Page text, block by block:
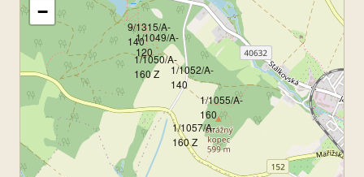
1/1052/A-
140
1/1050/A-
160 Z
1/1055/A-
160
1/1049/A-
120
1/1057/A-
160 Z
9/1315/A-
140
−